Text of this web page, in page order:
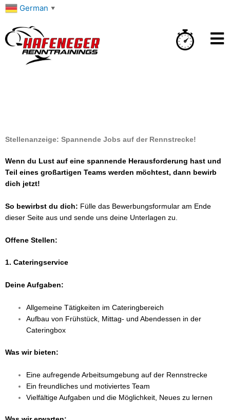
Zum
springen
German ▼
Stellenanzeige: Spannende Jobs auf der Rennstrecke!
Wenn du Lust auf eine spannende Herausforderung hast und
Teil eines großartigen Teams werden möchtest, dann bewirb
dich jetzt!
So bewirbst du dich: Fülle das Bewerbungsformular am Ende
dieser Seite aus und sende uns deine Unterlagen zu.
Offene Stellen:
1. Cateringservice
Deine Aufgaben:
Allgemeine Tätigkeiten im Cateringbereich
Aufbau von Frühstück, Mittag- und Abendessen in der
Cateringbox
Was wir bieten:
Eine aufregende Arbeitsumgebung auf der Rennstrecke
Ein freundliches und motiviertes Team
Vielfältige Aufgaben und die Möglichkeit, Neues zu lernen